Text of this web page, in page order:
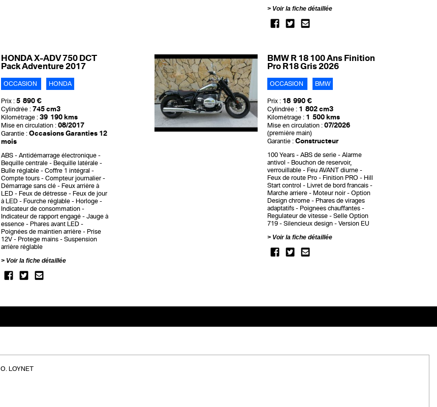
Voir la fiche détaillée
HONDA X-ADV 750 DCT
Pack Adventure 2017
OCCASION HONDA
Prix : 5 890 €
Cylindrée : 745 cm3
Kilométrage : 39 190 kms
Mise en circulation : 08/2017
Garantie : Occasions Garanties 12
mois
ABS
Antidémarrage électronique
Bequille centrale
Bequille latérale
Bulle réglable
Coffre 1 intégral
Compte tours
Compteur journalier
Démarrage sans clé
Feux arrière à
LED
Feux de détresse
Feux de jour
à LED
Fourche réglable
Horloge
Indicateur de consommation
Indicateur de rapport engagé
Jauge à
essence
Phares avant LED
Poignées de maintien arrière
Prise
12V
Protege mains
Suspension
arrière réglable
Voir la fiche détaillée
BMW R 18 100 Ans Finition
Pro R18 Gris 2026
OCCASION BMW
Prix : 18 990 €
Cylindrée : 1 802 cm3
Kilométrage : 1 500 kms
Mise en circulation : 07/2026
(première main)
Garantie : Constructeur
100 Years ABS de serie
Alarme
antivol
Bouchon de reservoir,
verrouillable
Feu AVANT diurne
Feux de route Pro
Finition PRO
Hill
Start control
Livret de bord francais
Marche arriere
Moteur noir
Option
Design chrome
Phares de virages
adaptatifs
Poignees chauffantes
Regulateur de vitesse
Selle Option
719
Silencieux design
Version EU
Voir la fiche détaillée
O. LOYNET